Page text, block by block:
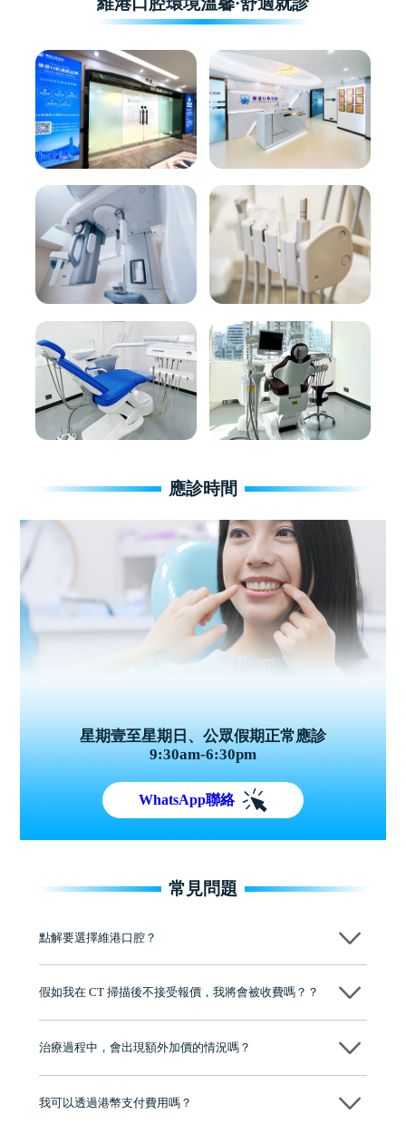
應診時間
星期壹至星期日、公眾假期正常應診
9:30am-6:30pm
WhatsApp聯絡
常見問題
點解要選擇維港口腔？
維港口腔踐行「醫道濟世」的大學校訓，各分院匯聚來自香港、內地的
牌」、「2025香港企業領袖品牌」，是諾貝爾種植系統全球放心植牙中
至今已服務超過三十個國家和地區的顧客，受到粵港澳大灣區及周邊城
市市民極高的口碑評價及信任推薦 珠海、深圳設有八大分院，香港亦設
有咨詢及服務保障中心，有任何問題都可以隨時預約免費咨詢，讓人十
假如我在 CT 掃描後不接受報價，我將會被收費嗎？？
治療過程中，會出現額外加價的情況嗎？
我可以透過港幣支付費用嗎？